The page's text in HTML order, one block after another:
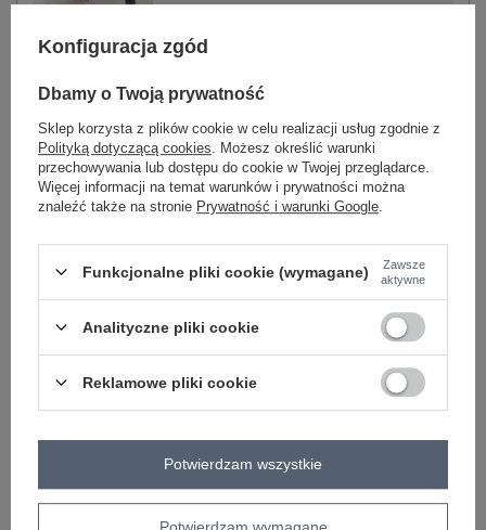
jasny szary
ZALOGUJ SIĘ I ZOBACZ CENĘ
Masz pytanie? Chętnie pomożemy.
+48 601 547 740 Zadaj pytanie
skład materiału : 100% bawełna
WT-BZ-A1251.33
bluzka dopasowana
bawełna
Konfiguracja zgód
Dbamy o Twoją prywatność
Sklep korzysta z plików cookie w celu realizacji usług zgodnie z
Polityką dotyczącą cookies . Możesz określić warunki
przechowywania lub dostępu do cookie w Twojej przeglądarce.
Więcej informacji na temat warunków i prywatności można
znaleźć także na stronie Prywatność i warunki Google
Funkcjonalne pliki cookie (wymagane)
Zawsze
aktywne
Analityczne pliki cookie
Reklamowe pliki cookie
Potwierdzam wszystkie